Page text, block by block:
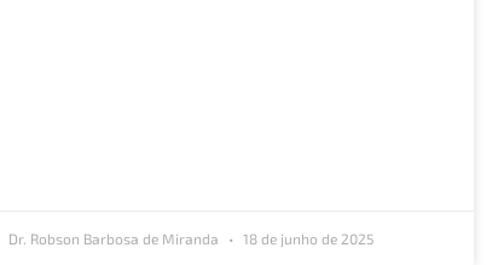
Dr. Robson Barbosa de Miranda 18 de junho de 2025